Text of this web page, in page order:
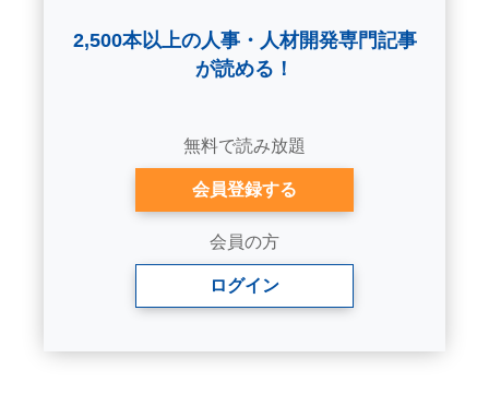
2,500本以上の人事・人材開発専門記事
が読める！
無料で読み放題
会員登録する
会員の方
ログイン